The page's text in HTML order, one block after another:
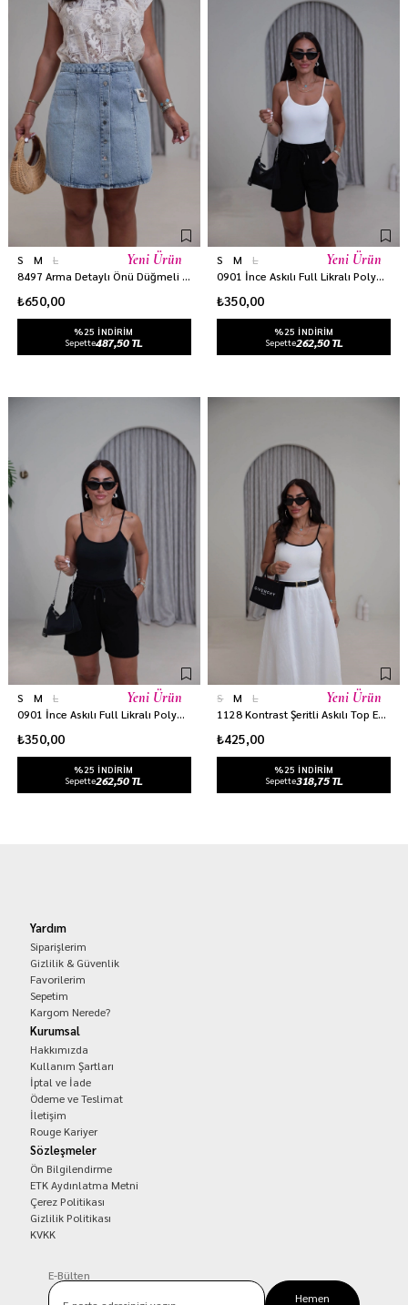
S M
L
8497 Arma Detaylı Önü Düğmeli Kot Etek MAVİ
₺650,00
%25 INDIRIM
Sepette487,50 TL
Yeni Ürün S M
L
0901 İnce Askılı Full Likralı Polyamid Atlet EKRU
₺350,00
%25 INDIRIM
Sepette262,50 TL
Yeni Ürün
S M
L
0901 İnce Askılı Full Likralı Polyamid Atlet SİYAH
₺350,00
%25 INDIRIM
Sepette262,50 TL
Yeni Ürün S M
L
1128 Kontrast Şeritli Askılı Top EKRU
₺425,00
%25 INDIRIM
Sepette318,75 TL
Yeni Ürün
Yardım
Siparişlerim
Gizlilik & Güvenlik
Favorilerim
Sepetim
Kargom Nerede?
Kurumsal
Hakkımızda
Kullanım Şartları
İptal ve İade
Ödeme ve Teslimat
İletişim
Rouge Kariyer
Sözleşmeler
Ön Bilgilendirme
ETK Aydınlatma Metni
Çerez Politikası
Gizlilik Politikası
KVKK
E-Bülten
Hemen